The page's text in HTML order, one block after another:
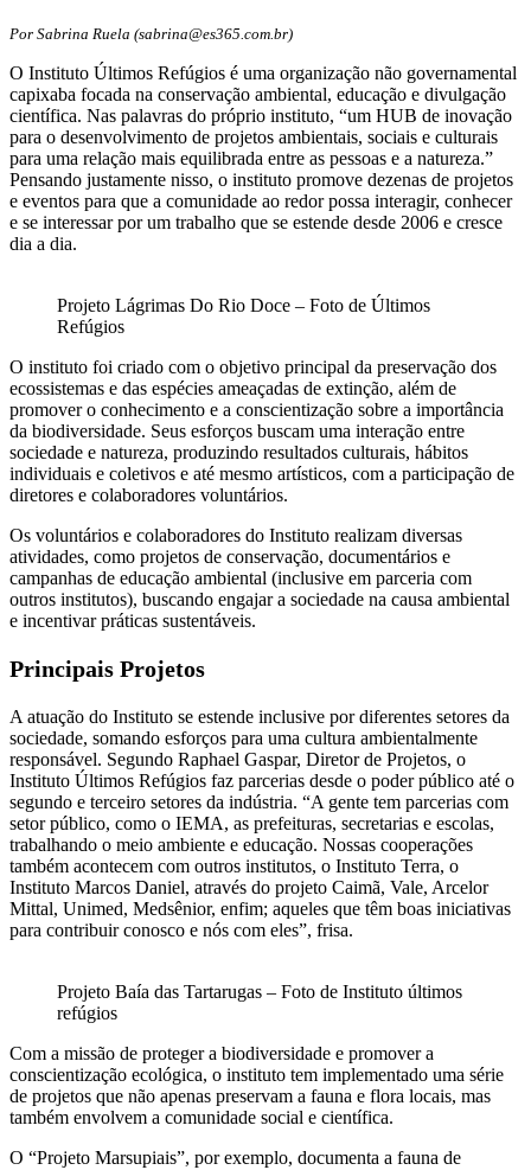
Por Sabrina Ruela (sabrina@es365.com.br)
O Instituto Últimos Refúgios é uma organização não governamental
capixaba focada na conservação ambiental, educação e divulgação
científica. Nas palavras do próprio instituto, “um HUB de inovação
para o desenvolvimento de projetos ambientais, sociais e culturais
para uma relação mais equilibrada entre as pessoas e a natureza.”
Pensando justamente nisso, o instituto promove dezenas de projetos
e eventos para que a comunidade ao redor possa interagir, conhecer
e se interessar por um trabalho que se estende desde 2006 e cresce
dia a dia.
Projeto Lágrimas Do Rio Doce – Foto de Últimos
Refúgios
O instituto foi criado com o objetivo principal da preservação dos
ecossistemas e das espécies ameaçadas de extinção, além de
promover o conhecimento e a conscientização sobre a importância
da biodiversidade. Seus esforços buscam uma interação entre
sociedade e natureza, produzindo resultados culturais, hábitos
individuais e coletivos e até mesmo artísticos, com a participação de
diretores e colaboradores voluntários.
Os voluntários e colaboradores do Instituto realizam diversas
atividades, como projetos de conservação, documentários e
campanhas de educação ambiental (inclusive em parceria com
outros institutos), buscando engajar a sociedade na causa ambiental
e incentivar práticas sustentáveis.
Principais Projetos
A atuação do Instituto se estende inclusive por diferentes setores da
sociedade, somando esforços para uma cultura ambientalmente
responsável. Segundo Raphael Gaspar, Diretor de Projetos, o
Instituto Últimos Refúgios faz parcerias desde o poder público até o
segundo e terceiro setores da indústria. “A gente tem parcerias com
setor público, como o IEMA, as prefeituras, secretarias e escolas,
trabalhando o meio ambiente e educação. Nossas cooperações
também acontecem com outros institutos, o Instituto Terra, o
Instituto Marcos Daniel, através do projeto Caimã, Vale, Arcelor
Mittal, Unimed, Medsênior, enfim; aqueles que têm boas iniciativas
para contribuir conosco e nós com eles”, frisa.
Projeto Baía das Tartarugas – Foto de Instituto últimos
refúgios
Com a missão de proteger a biodiversidade e promover a
conscientização ecológica, o instituto tem implementado uma série
de projetos que não apenas preservam a fauna e flora locais, mas
também envolvem a comunidade social e científica.
O “Projeto Marsupiais”, por exemplo, documenta a fauna de